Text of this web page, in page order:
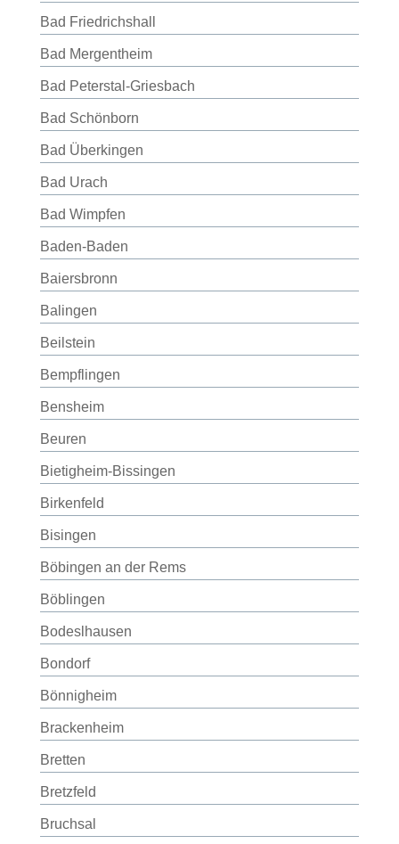
Bad Friedrichshall
Bad Mergentheim
Bad Peterstal-Griesbach
Bad Schönborn
Bad Überkingen
Bad Urach
Bad Wimpfen
Baden-Baden
Baiersbronn
Balingen
Beilstein
Bempflingen
Bensheim
Beuren
Bietigheim-Bissingen
Birkenfeld
Bisingen
Böbingen an der Rems
Böblingen
Bodeslhausen
Bondorf
Bönnigheim
Brackenheim
Bretten
Bretzfeld
Bruchsal